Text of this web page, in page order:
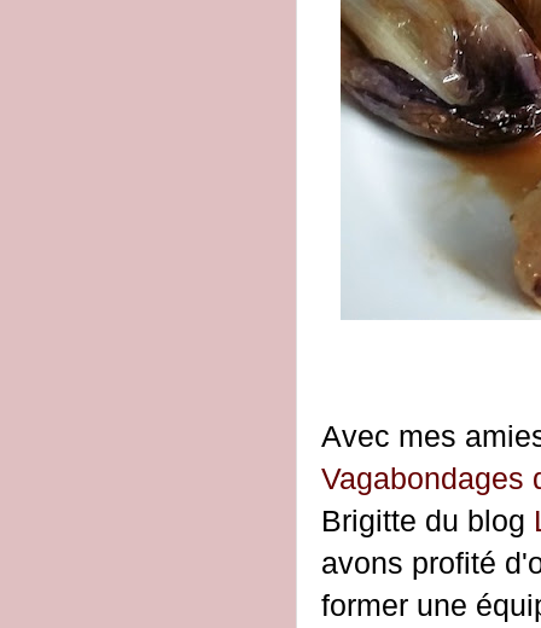
Avec mes
Vagabondages
Brigitte du blog
avons profité
former une